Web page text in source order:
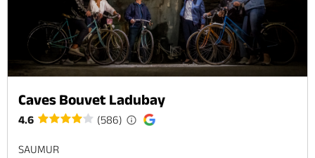
Caves Bouvet Ladubay
4.6 (586)
SAUMUR